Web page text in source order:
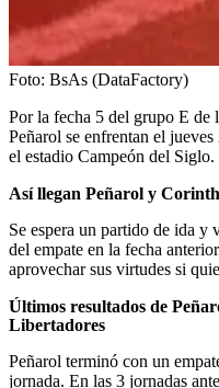
Foto: BsAs (DataFactory)
Por la fecha 5 del grupo E
Peñarol se enfrentan el
el estadio Campeón del Siglo.
Así llegan Peñarol y
Se espera un partido de ida y
del empate en la fecha
aprovechar sus virtudes si
Últimos resultados de
Libertadores
Peñarol terminó con un
jornada. En las 3 jornadas